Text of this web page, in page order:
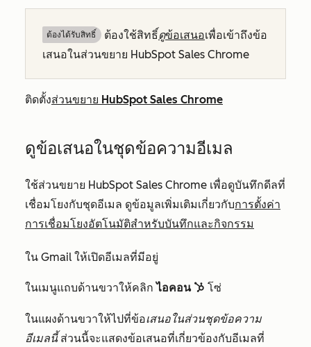
ต้องได้รับสิทธิ์​ ต้องใช้สิทธิ์ดูข้อเสนอเพื่อเข้าถึงข้อ
เสนอในส่วนขยาย HubSpot Sales Chrome
ติดตั้งส่วนขยาย HubSpot Sales Chrome
ดูข้อเสนอในชุดข้อความอีเมล
ใช้ส่วนขยาย HubSpot Sales Chrome เพื่อดูบันทึกดีลที่
เชื่อมโยงกับชุดอีเมล ดูข้อมูลเพิ่มเติมเกี่ยวกับการตั้งค่า
การเชื่อมโยงอัตโนมัติสำหรับบันทึกและกิจกรรม
ใน Gmail ให้เปิดอีเมลที่มีอยู่
ในเมนูแถบด้านขวาให้คลิก ไอคอน sprocket โซ่
ในแผงด้านขวาให้ไปที่ข้อเสนอในส่วนชุดข้อความ
อีเมลนี้ส่วนนี้จะแสดงข้อเสนอที่เกี่ยวข้องกับอีเมลที่